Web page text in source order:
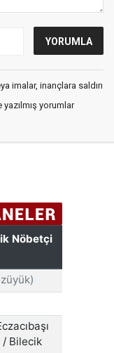
imalar, inançlara saldırı
yorumlar